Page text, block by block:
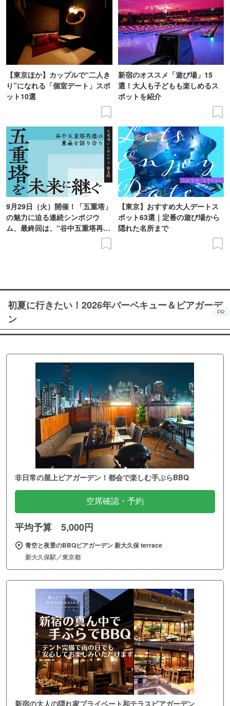
【東京ほか】カップルで“二人き
り”になれる「個室デート」スポ
ット10選
新宿のオススメ「遊び場」15
選！大人も子どもも楽しめるス
ポットを紹介
9月29日（火）開催！「五重塔」
の魅力に迫る連続シンポジウ
ム、最終回は、“谷中五重塔再建
【東京】おすすめ大人デートス
ポット63選｜定番の遊び場から
隠れた名所まで
初夏に行きたい！2026年バーベキュー＆ビアガーデ
ン
PR
非日常の屋上ビアガーデン！都会で楽しむ手ぶらBBQ
空席確認・予約
平均予算 5,000円
青空と夜景のBBQビアガーデン 新大久保 terrace
新大久保駅／東京都
新宿の大人の隠れ家プライベート和テラスビアガーデン